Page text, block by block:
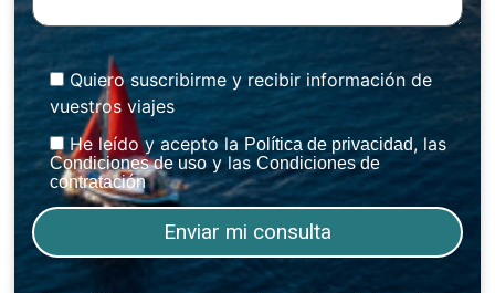
Quiero suscribirme y recibir información de
vuestros viajes
He leído y acepto la Política de privacidad , las
Condiciones de uso y lasCondiciones de
contratación